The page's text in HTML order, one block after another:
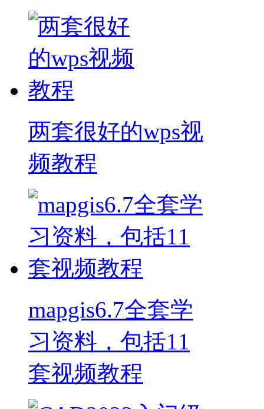
两套很好的wps视
频教程
mapgis6.7全套学
习资料，包括11
套视频教程